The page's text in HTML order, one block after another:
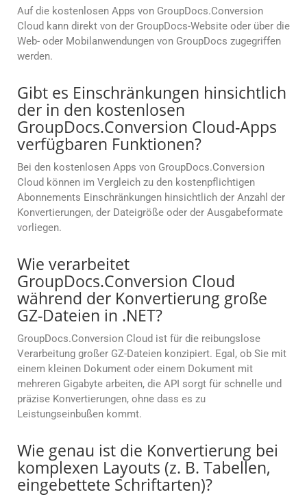
Auf die kostenlosen Apps von GroupDocs.Conversion
Cloud kann direkt von der GroupDocs-Website oder über die
Web- oder Mobilanwendungen von GroupDocs zugegriffen
werden.
Gibt es Einschränkungen hinsichtlich
der in den kostenlosen
GroupDocs.Conversion Cloud-Apps
verfügbaren Funktionen?
Bei den kostenlosen Apps von GroupDocs.Conversion
Cloud können im Vergleich zu den kostenpflichtigen
Abonnements Einschränkungen hinsichtlich der Anzahl der
Konvertierungen, der Dateigröße oder der Ausgabeformate
vorliegen.
Wie verarbeitet
GroupDocs.Conversion Cloud
während der Konvertierung große
GZ-Dateien in .NET?
GroupDocs.Conversion Cloud ist für die reibungslose
Verarbeitung großer GZ-Dateien konzipiert. Egal, ob Sie mit
einem kleinen Dokument oder einem Dokument mit
mehreren Gigabyte arbeiten, die API sorgt für schnelle und
präzise Konvertierungen, ohne dass es zu
Leistungseinbußen kommt.
Wie genau ist die Konvertierung bei
komplexen Layouts (z. B. Tabellen,
eingebettete Schriftarten)?